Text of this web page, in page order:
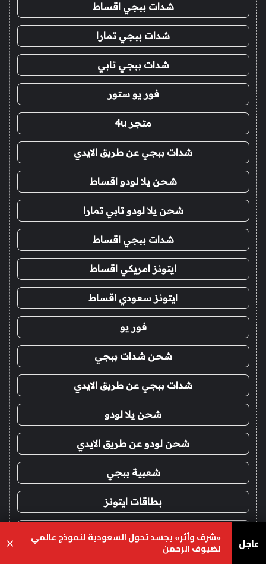
شدات ببجي اقساط
شدات ببجي تمارا
شدات ببجي تابي
فور يو ستور
متجر 4u
شدات ببجي عن طريق الايدي
شحن يلا لودو اقساط
شحن يلا لودو تابي تمارا
شدات ببجي اقساط
ايتونز امريكي اقساط
ايتونز سعودي اقساط
فور يو
شحن شدات ببجي
شدات ببجي عن طريق الايدي
شحن يلا لودو
شحن لودو عن طريق الايدي
شعبية ببجي
بطاقات ايتونز
عاجل «شرف وأثر» يجسد تحول السعودية لنموذج عالمي
لضيوف الرحمن ×